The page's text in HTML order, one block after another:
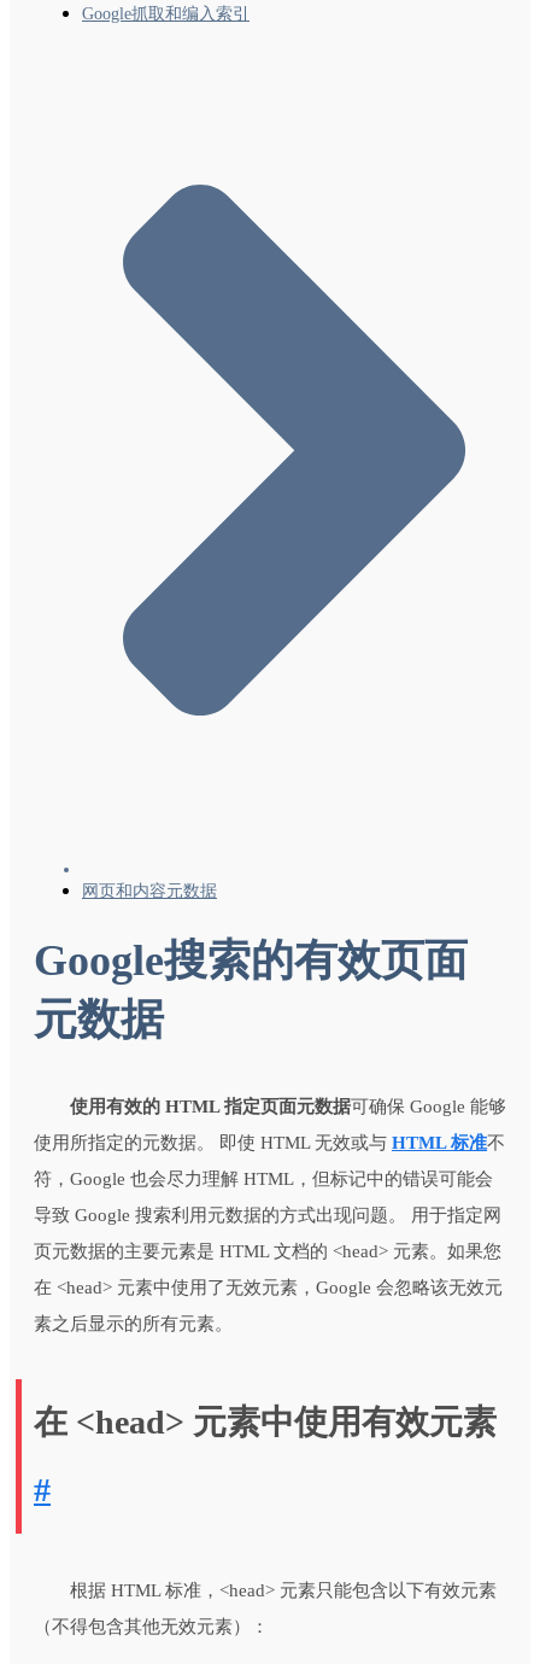
Google抓取和编入索引
网页和内容元数据
Google搜索的有效页面
元数据
使用有效的 HTML 指定页面元数据可确保 Google 能够
使用所指定的元数据。 即使 HTML 无效或与 HTML 标准不
符，Google 也会尽力理解 HTML，但标记中的错误可能会
导致 Google 搜索利用元数据的方式出现问题。 用于指定网
页元数据的主要元素是 HTML 文档的 <head> 元素。如果您
在 <head> 元素中使用了无效元素，Google 会忽略该无效元
素之后显示的所有元素。
在 <head> 元素中使用有效元素
#
根据 HTML 标准，<head> 元素只能包含以下有效元素
（不得包含其他无效元素）：